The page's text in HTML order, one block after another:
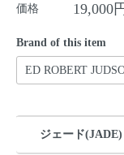
価格 19,000
Brand of this item
ED ROBERT
ジェード(JADE)